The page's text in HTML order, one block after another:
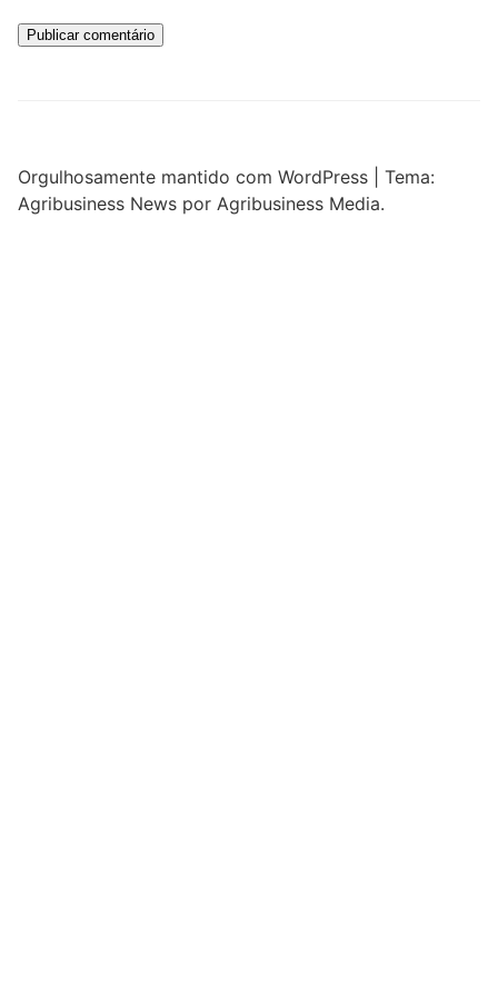
Orgulhosamente mantido com WordPress
Tema:
Agribusiness News por Agribusiness Media.